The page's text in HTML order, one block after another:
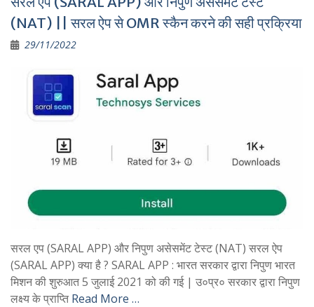
(NAT) || सरल ऐप से OMR स्कैन करने की सही प्रक्रिया
29/11/2022
सरल एप (SARAL APP) और निपुण असेसमेंट टेस्ट (NAT) सरल ऐप
(SARAL APP) क्या है ? SARAL APP : भारत सरकार द्वारा निपुण भारत
मिशन की शुरुआत 5 जुलाई 2021 को की गई | उ०प्र० सरकार द्वारा निपुण
लक्ष्य के प्राप्तिRead More …